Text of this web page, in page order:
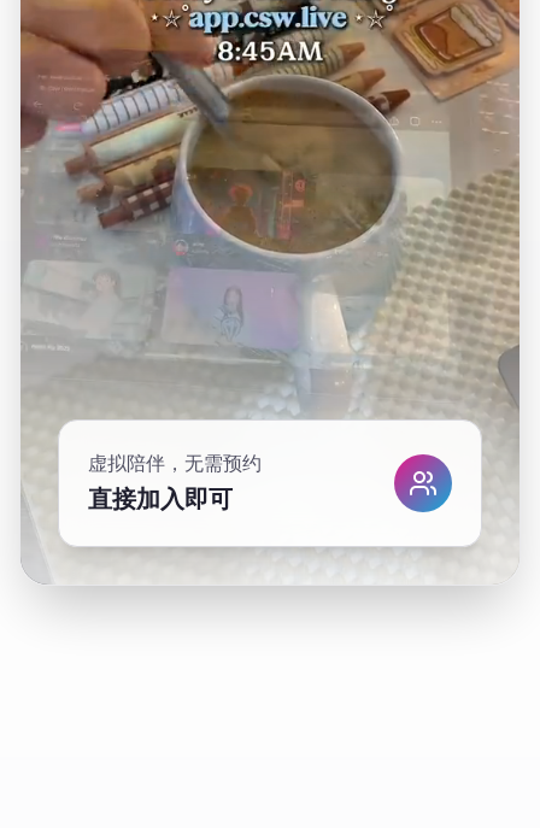
虚拟陪伴，无需预约
直接加入即可